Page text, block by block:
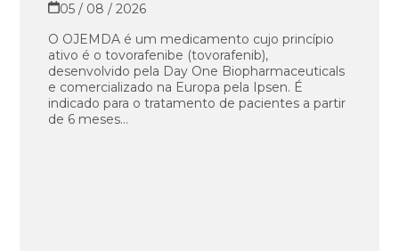
05 / 08 / 2026
O OJEMDA é um medicamento cujo princípio
ativo é o tovorafenibe (tovorafenib),
desenvolvido pela Day One Biopharmaceuticals
e comercializado na Europa pela Ipsen. É
indicado para o tratamento de pacientes a partir
de 6 meses...